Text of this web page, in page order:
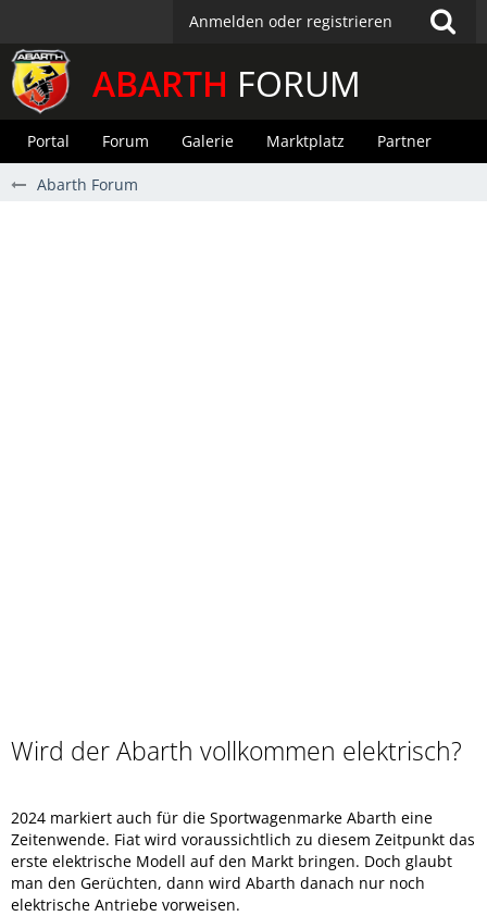
Anmelden oder registrieren
ABARTH FORUM
Portal Forum Galerie Marktplatz Partner
Abarth Forum
Wird der Abarth vollkommen elektrisch?
2024 markiert auch für die Sportwagenmarke Abarth eine
Zeitenwende. Fiat wird voraussichtlich zu diesem Zeitpunkt das
erste elektrische Modell auf den Markt bringen. Doch glaubt
man den Gerüchten, dann wird Abarth danach nur noch
elektrische Antriebe vorweisen.